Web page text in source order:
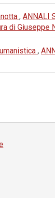
, ANNALI
di Giuseppe
,